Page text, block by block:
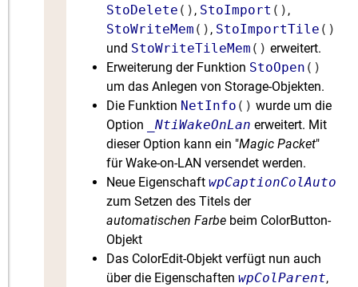
StoDelete () , StoImport () ,
StoWriteMem () , StoImportTile ()
und StoWriteTileMem () erweitert.
Erweiterung der Funktion StoOpen ()
um das Anlegen von Storage-Objekten.
Die Funktion NetInfo () wurde um die
Option
_NtiWakeOnLan erweitert. Mit
dieser Option kann ein "Magic Packet"
für Wake-on-LAN versendet werden.
Neue EigenschaftwpCaptionColAuto
zum Setzen des Titels der
automatischen Farbe beim ColorButton-
Objekt
Das ColorEdit-Objekt verfügt nun auch
über die EigenschaftenwpColParent,